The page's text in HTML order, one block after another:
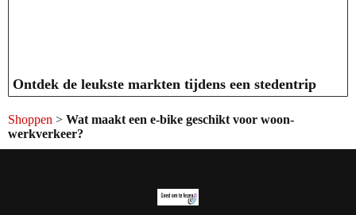
Ontdek de leukste markten tijdens een stedentrip
Shoppen > Wat maakt een e-bike geschikt voor woon-
werkverkeer?